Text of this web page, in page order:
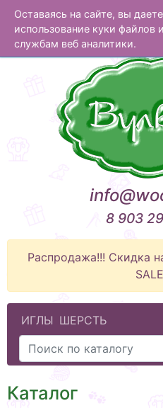
Оставаясь на сайте, вы
использование куки файлов
службам веб аналитики.
Вулвиль
8 903
Распродажа!!! Скидка
ИГЛЫ ШЕРСТЬ
Каталог